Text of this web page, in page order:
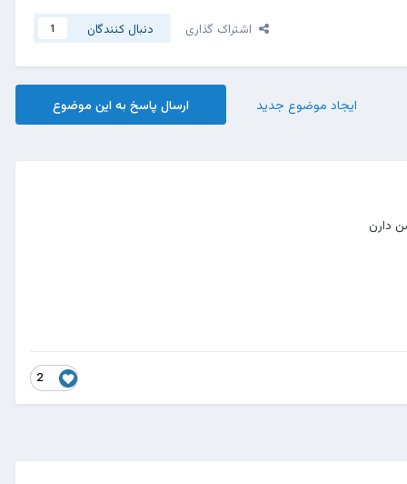
اشتراک گذاری دنبال کنندگان 1
ارسال پاسخ به این موضوع ایجاد موضوع جدید
2